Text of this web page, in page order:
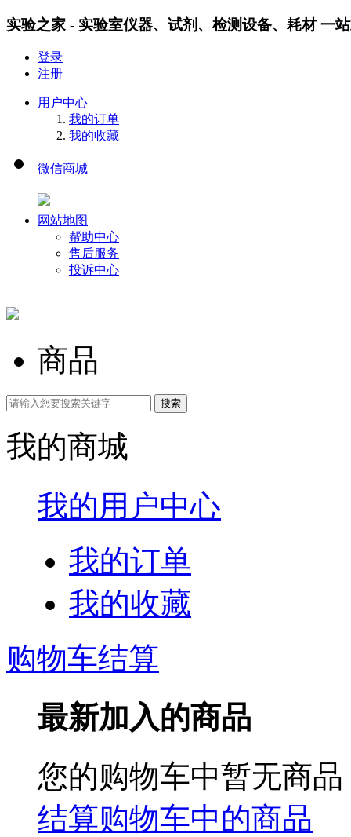
实验之家 - 实验室仪器、试剂、检测设备、耗材 一
登录
注册
用户中心
我的订单
我的收藏
微信商城
网站地图
帮助中心
售后服务
投诉中心
商品
我的商城
我的用户中心
我的订单
我的收藏
购物车结算
最新加入的商品
您的购物车中暂无商
结算购物车中的商品